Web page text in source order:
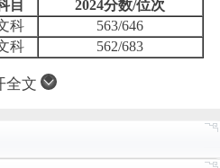
目
2024分数/位次
科
563/646
科 562/683
全文